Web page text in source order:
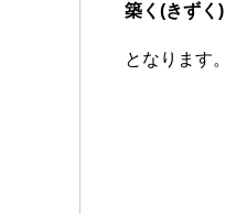
築く(きずく)
となります。